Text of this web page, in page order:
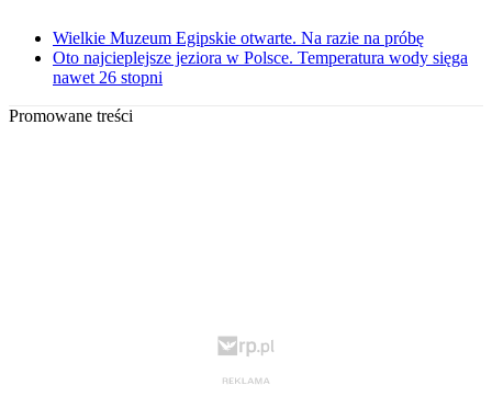
Wielkie Muzeum Egipskie otwarte. Na razie na próbę
Oto najcieplejsze jeziora w Polsce. Temperatura wody sięga
nawet 26 stopni
Promowane treści